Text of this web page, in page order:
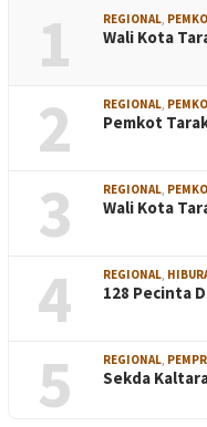
1 REGIONAL,
Wali Kota
2 REGIONAL,
Pemkot
3 REGIONAL,
Wali Kota
4 REGIONAL,
128 Pecinta
5 REGIONAL,
Sekda